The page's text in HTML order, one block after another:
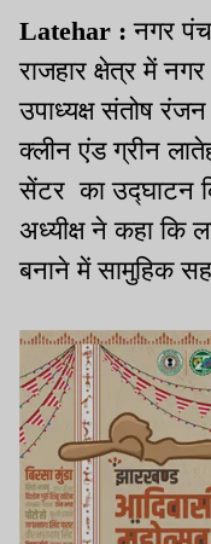
Latehar : नगर
राजहार क्षेत्र में
उपाध्यक्ष संतोष रंजन
क्लीन एंड ग्रीन
सेंटर का उद्घाटन
अध्यीक्ष ने कहा कि
बनाने में सामुहिक